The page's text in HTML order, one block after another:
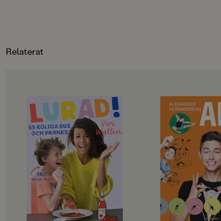
hjälpa en av
Relaterat
OM BOKEN
Finns det något roligare än att
busa? Handen i ketchup,
tandkrämsfyllda Oreos och
ballonger i örngottet är bara några
av de bus som intet ont anande
familjemedlemmar kan råka ut för
när ni har läst den här boken. Här
kommer den ultimata busbibeln för
alla barn som älskar att hitta på bus.
Boken innehåller 59 roliga bus i
olika svårighetsgrader: allt från
OM BOKEN
En av Sveriges
Youtube- och tv-
Hermansson,
författare med
tips och trix!. I den
sina bästa trix, för
Alex gillar så är
läsa om partytrix,
gympatrix,
inte minst livstrix,
läskigt och farligt,